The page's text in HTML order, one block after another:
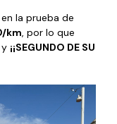
la prueba de
km, por lo que
¡¡SEGUNDO DE SU